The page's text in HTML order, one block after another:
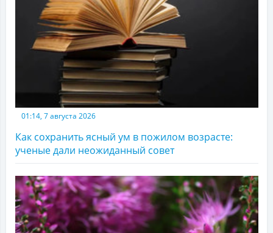
01:14, 7 августа 2026
Как сохранить ясный ум в пожилом возрасте:
ученые дали неожиданный совет